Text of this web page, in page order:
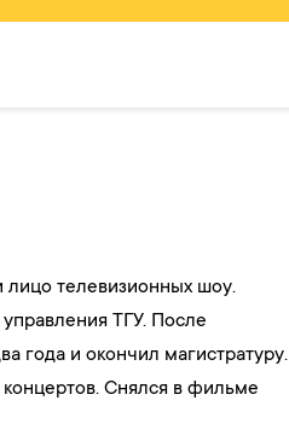
лицо телевизионных шоу.
ТГУ. После
года и окончил магистратуру.
концертов. Снялся в фильме